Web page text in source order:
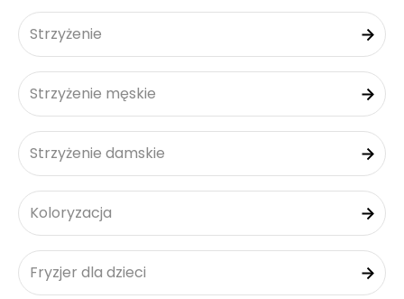
Strzyżenie
Strzyżenie męskie
Strzyżenie damskie
Koloryzacja
Fryzjer dla dzieci